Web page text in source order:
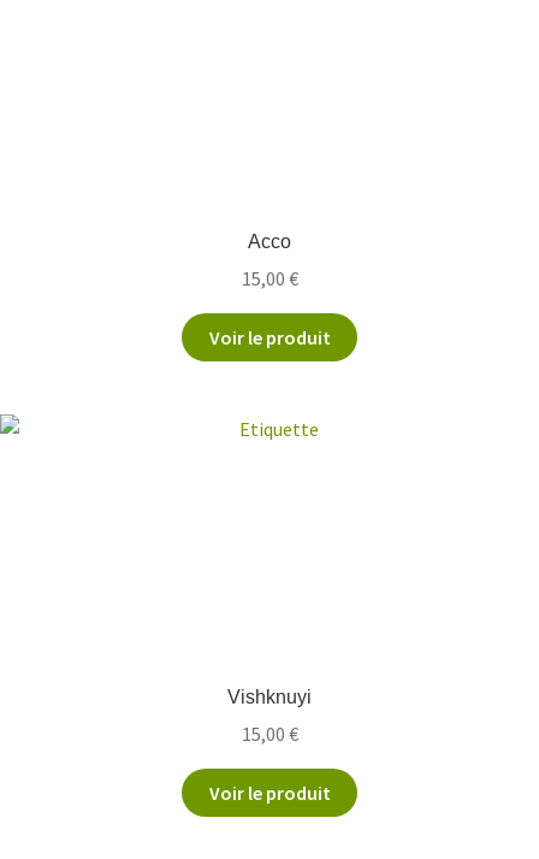
Acco
15,00 €
Voir le produit
Vishknuyi
15,00 €
Voir le produit